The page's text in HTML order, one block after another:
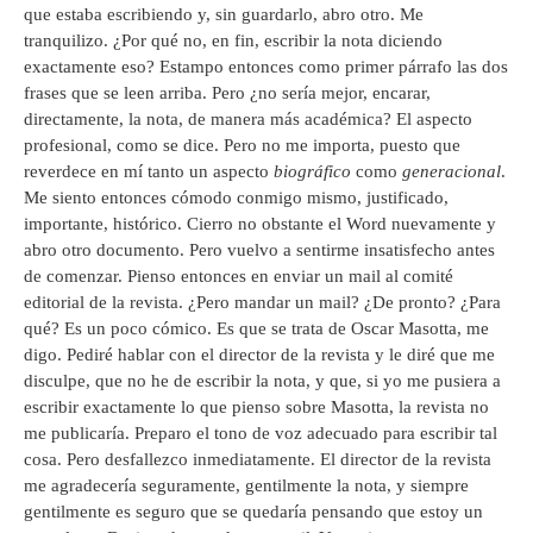
que estaba escribiendo y, sin guardarlo, abro otro. Me
tranquilizo. ¿Por qué no, en fin, escribir la nota diciendo
exactamente eso? Estampo entonces como primer párrafo las dos
frases que se leen arriba. Pero ¿no sería mejor, encarar,
directamente, la nota, de manera más académica? El aspecto
profesional, como se dice. Pero no me importa, puesto que
reverdece en mí tanto un aspecto biográfico como generacional.
Me siento entonces cómodo conmigo mismo, justificado,
importante, histórico. Cierro no obstante el Word nuevamente y
abro otro documento. Pero vuelvo a sentirme insatisfecho antes
de comenzar. Pienso entonces en enviar un mail al comité
editorial de la revista. ¿Pero mandar un mail? ¿De pronto? ¿Para
qué? Es un poco cómico. Es que se trata de Oscar Masotta, me
digo. Pediré hablar con el director de la revista y le diré que me
disculpe, que no he de escribir la nota, y que, si yo me pusiera a
escribir exactamente lo que pienso sobre Masotta, la revista no
me publicaría. Preparo el tono de voz adecuado para escribir tal
cosa. Pero desfallezco inmediatamente. El director de la revista
me agradecería seguramente, gentilmente la nota, y siempre
gentilmente es seguro que se quedaría pensando que estoy un